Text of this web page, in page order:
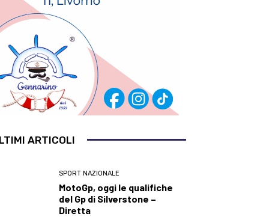
ARTICOLI
SPORT NAZIONALE
MotoGp, oggi le qualifiche
del Gp di Silverstone –
Diretta